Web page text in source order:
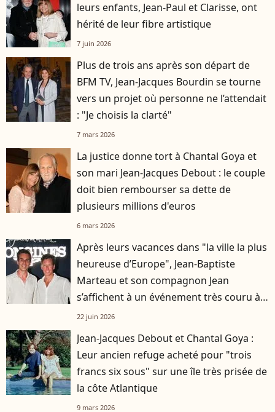
leurs enfants, Jean-Paul et Clarisse, ont
hérité de leur fibre artistique
7 juin 2026
Plus de trois ans après son départ de
BFM TV, Jean-Jacques Bourdin se tourne
vers un projet où personne ne l’attendait
: "Je choisis la clarté"
7 mars 2026
La justice donne tort à Chantal Goya et
son mari Jean-Jacques Debout : le couple
doit bien rembourser sa dette de
plusieurs millions d'euros
6 mars 2026
Après leurs vacances dans "la ville la plus
heureuse d’Europe", Jean-Baptiste
Marteau et son compagnon Jean
s’affichent à un événement très couru à
Paris
22 juin 2026
Jean-Jacques Debout et Chantal Goya :
Leur ancien refuge acheté pour "trois
francs six sous" sur une île très prisée de
la côte Atlantique
9 mars 2026